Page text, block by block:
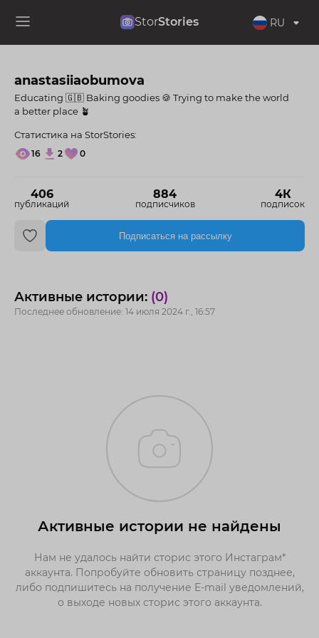
StorStories RU
anastasiiaobumova
406
публикаций
884
подписчиков
4К
подписок
Educating 🇬🇧 Baking goodies 🍪 Trying to make the world
a better place 🪴
Статистика на StorStories:
16 2 0
Подписаться на рассылку
Активные истории: (0)
Последнее обновление: 14 июля 2024 г., 16:57
Активные истории не найдены
Нам не удалось найти сторис этого Инстаграм*
аккаунта. Попробуйте обновить страницу позднее,
либо подпишитесь на получение E-mail уведомлений,
о выходе новых сторис этого аккаунта.